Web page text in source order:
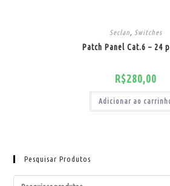
Seclan, Switches
Patch Panel Cat.6 – 24
R$280,00
Adicionar ao
Pesquisar Produtos